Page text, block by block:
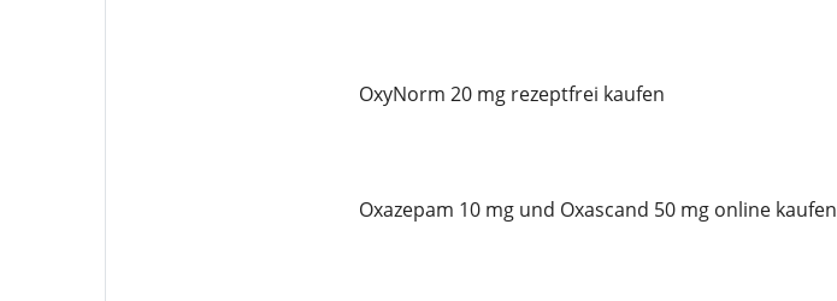
OxyNorm 20 mg rezeptfrei kaufen
Oxazepam 10 mg und Oxascand 50 mg online kaufen